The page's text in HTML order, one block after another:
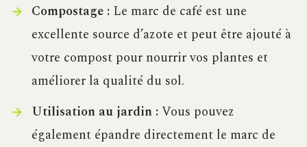
Compostage :Le marc de café est une
excellente source d’azote et peut être ajouté à
votre compost pour nourrir vos plantes et
améliorer la qualité du sol.
Utilisation au jardin :Vous pouvez
également épandre directement le marc de